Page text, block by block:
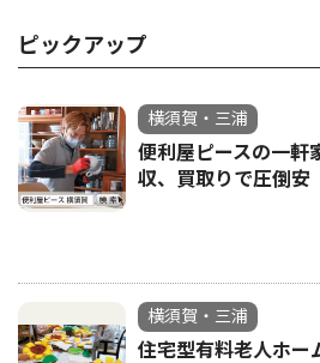
ピックアップ
横須賀・三浦
便利屋ピースの一
収、買取りで圧倒安
横須賀・三浦
住宅型有料老人ホ